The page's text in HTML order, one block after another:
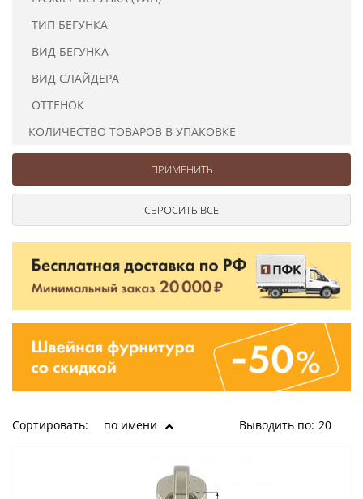
ТИП БЕГУНКА
ВИД БЕГУНКА
ВИД СЛАЙДЕРА
ОТТЕНОК
КОЛИЧЕСТВО ТОВАРОВ В УПАКОВКЕ
Сортировать: по имени Выводить по: 20
Шторные
Цепочки шарики с замком
Шнуры
Элементы декора
Сумочная фурнитура